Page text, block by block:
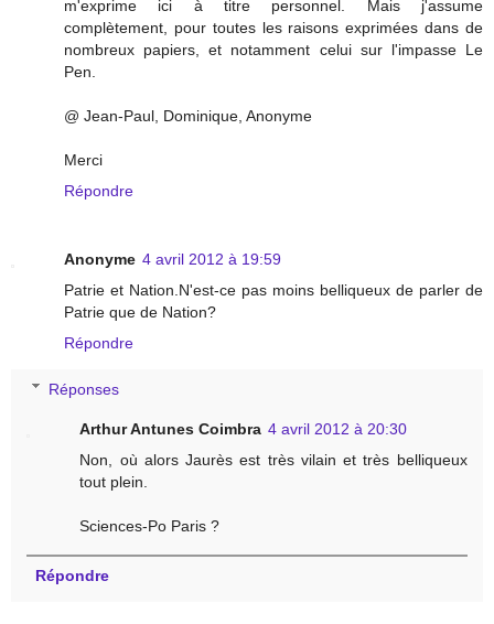
m'exprime ici à titre personnel. Mais j'assume
complètement, pour toutes les raisons exprimées dans de
nombreux papiers, et notamment celui sur l'impasse Le
Pen.
@ Jean-Paul, Dominique, Anonyme
Merci
Répondre
Anonyme 4 avril 2012 à 19:59
Patrie et Nation.N'est-ce pas moins belliqueux de parler de
Patrie que de Nation?
Répondre
Réponses
Arthur Antunes Coimbra 4 avril 2012 à 20:30
Non, où alors Jaurès est très vilain et très belliqueux
tout plein.
Sciences-Po Paris ?
Répondre